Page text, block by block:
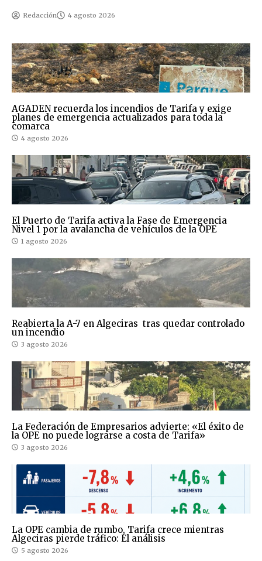
Redacción 4 agosto 2026
AGADEN recuerda los incendios de Tarifa y exige
planes de emergencia actualizados para toda la
comarca
4 agosto 2026
El Puerto de Tarifa activa la Fase de Emergencia
Nivel 1 por la avalancha de vehículos de la OPE
1 agosto 2026
Reabierta la A-7 en Algeciras tras quedar controlado
un incendio
3 agosto 2026
La Federación de Empresarios advierte: «El éxito de
la OPE no puede lograrse a costa de Tarifa»
3 agosto 2026
La OPE cambia de rumbo, Tarifa crece mientras
Algeciras pierde tráfico: El análisis
5 agosto 2026